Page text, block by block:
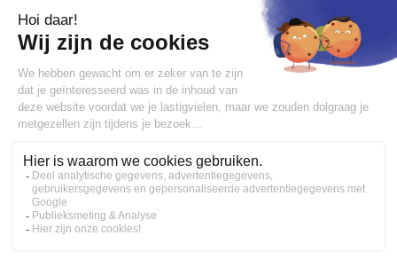
Vind ons ook terug opedisac.com enedisac.nl.
Word lid van de edisac community :
Wat onze klanten denken